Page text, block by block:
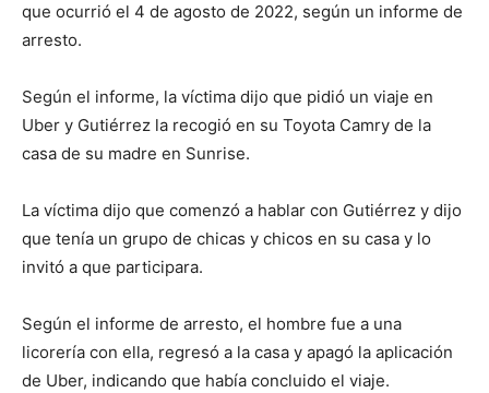
que ocurrió el 4 de agosto de 2022, según un informe de
arresto.
Según el informe, la víctima dijo que pidió un viaje en
Uber y Gutiérrez la recogió en su Toyota Camry de la
casa de su madre en Sunrise.
La víctima dijo que comenzó a hablar con Gutiérrez y dijo
que tenía un grupo de chicas y chicos en su casa y lo
invitó a que participara.
Según el informe de arresto, el hombre fue a una
licorería con ella, regresó a la casa y apagó la aplicación
de Uber, indicando que había concluido el viaje.